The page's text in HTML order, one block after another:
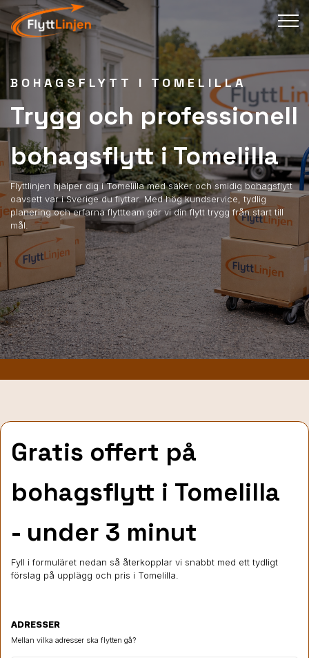
BOHAGSFLYTT I TOMELILLA
Trygg och professionell
bohagsflytt i Tomelilla
Flyttlinjen hjälper dig i Tomelilla med säker och smidig bohagsflytt
oavsett var i Sverige du flyttar. Med hög kundservice, tydlig
planering och erfarna flyttteam gör vi din flytt trygg från start till
mål.
Gratis offert på
bohagsflytt i Tomelilla
- under 3 minut
Fyll i formuläret nedan så återkopplar vi snabbt med ett tydligt
förslag på upplägg och pris i Tomelilla.
ADRESSER
Mellan vilka adresser ska flytten gå?